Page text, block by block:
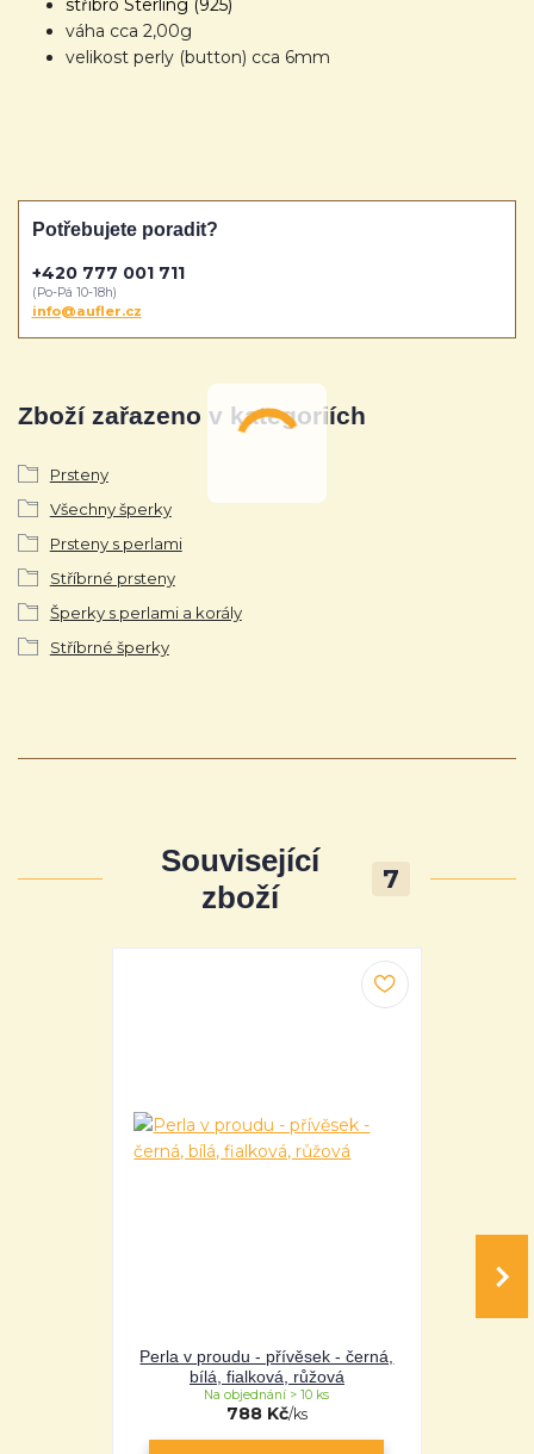
stříbro Sterling (925)
váha cca 2,00g
velikost perly (button) cca 6mm
Zboží zařazeno v kategoriích
Prsteny
Všechny šperky
Prsteny s perlami
Stříbrné prsteny
Šperky s perlami a korály
Stříbrné šperky
Potřebujete poradit?
+420 777 001 711
(Po-Pá 10-18h)
info@aufler.cz
Související
zboží
7
Perla v proudu - přívěsek - černá,
bílá, fialková, růžová
788 Kč/ks
Na objednání > 10 ks